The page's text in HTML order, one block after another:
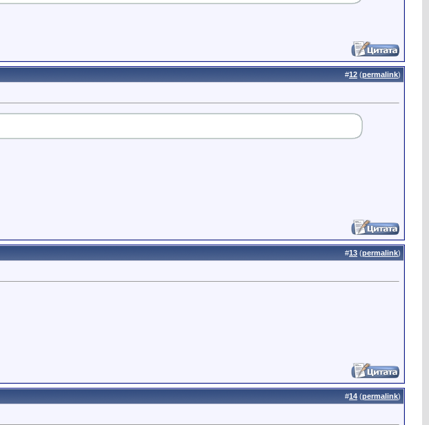
#12 (permalink)
#13 (permalink)
#14 (permalink)